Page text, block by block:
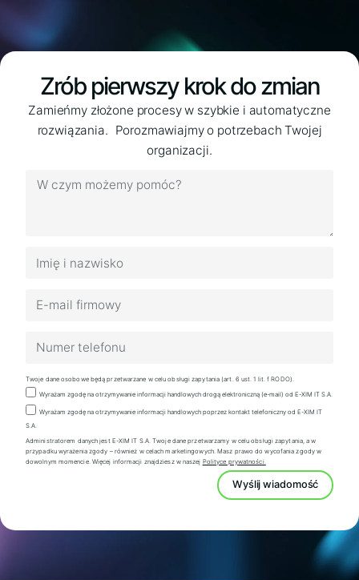
Zrób pierwszy krok do zmian​
Zamieńmy złożone procesy w szybkie i automatyczne
rozwiązania. Porozmawiajmy o potrzebach Twojej
organizacji.​
Twoje dane osobowe będą przetwarzane w celu obsługi zapytania (art. 6 ust. 1 lit. f RODO).
Wyrażam zgodę na otrzymywanie informacji handlowych drogą elektroniczną (e-mail) od E-XIM IT S.A.
Wyrażam zgodę na otrzymywanie informacji handlowych poprzez kontakt telefoniczny od E-XIM IT
S.A.
Administratorem danych jest E-XIM IT S.A. Twoje dane przetwarzamy w celu obsługi zapytania, a w
przypadku wyrażenia zgody – również w celach marketingowych. Masz prawo do wycofania zgody w
dowolnym momencie. Więcej informacji znajdziesz w naszej Polityce prywatności.
Wyślij wiadomość